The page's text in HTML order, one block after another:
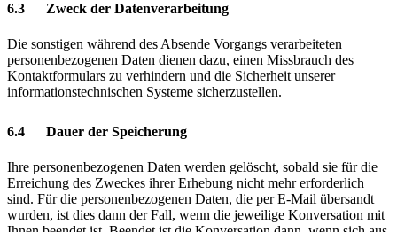
6.3 Zweck der Datenverarbeitung
Die sonstigen während des Absende Vorgangs verarbeiteten
personenbezogenen Daten dienen dazu, einen Missbrauch des
Kontaktformulars zu verhindern und die Sicherheit unserer
informationstechnischen Systeme sicherzustellen.
6.4 Dauer der Speicherung
Ihre personenbezogenen Daten werden gelöscht, sobald sie für die
Erreichung des Zweckes ihrer Erhebung nicht mehr erforderlich
sind. Für die personenbezogenen Daten, die per E-Mail übersandt
wurden, ist dies dann der Fall, wenn die jeweilige Konversation mit